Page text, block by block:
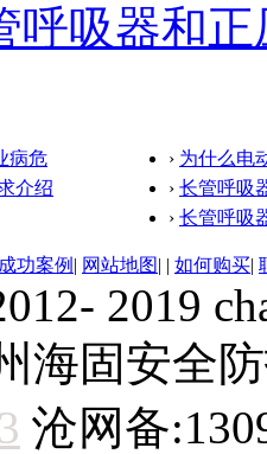
呼吸器和
病危 › 为什么电
介绍 › 长管呼吸
› 长管呼吸
成功案例 | 网站地图| | 如何购买|
2019
海固安全
沧网备